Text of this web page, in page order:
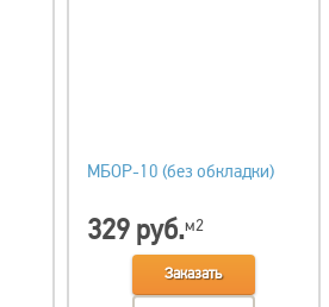
МБОР-10 (без обкладки)
329 руб.м2
Заказать